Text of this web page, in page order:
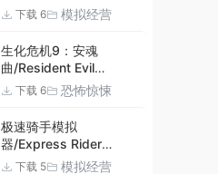
下载 6 模拟经营
生化危机9：安魂
曲/Resident Evil
Requiem
下载 6 恐怖惊悚
极速骑手模拟
器/Express Rider
Simulator
下载 5 模拟经营